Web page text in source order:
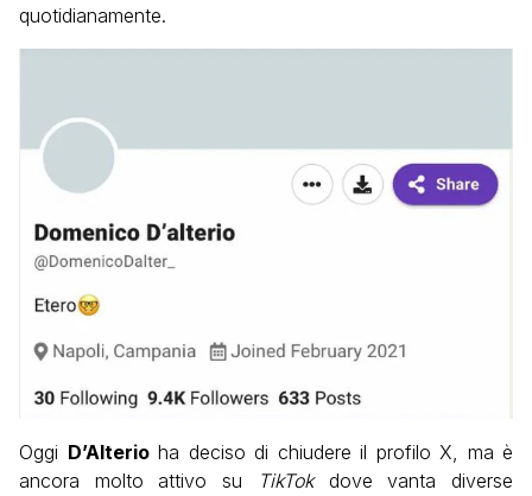
quotidianamente.
Oggi D’Alterioha deciso di chiudere il profilo X, ma è
ancora molto attivo su
TikTokdove vanta diverse